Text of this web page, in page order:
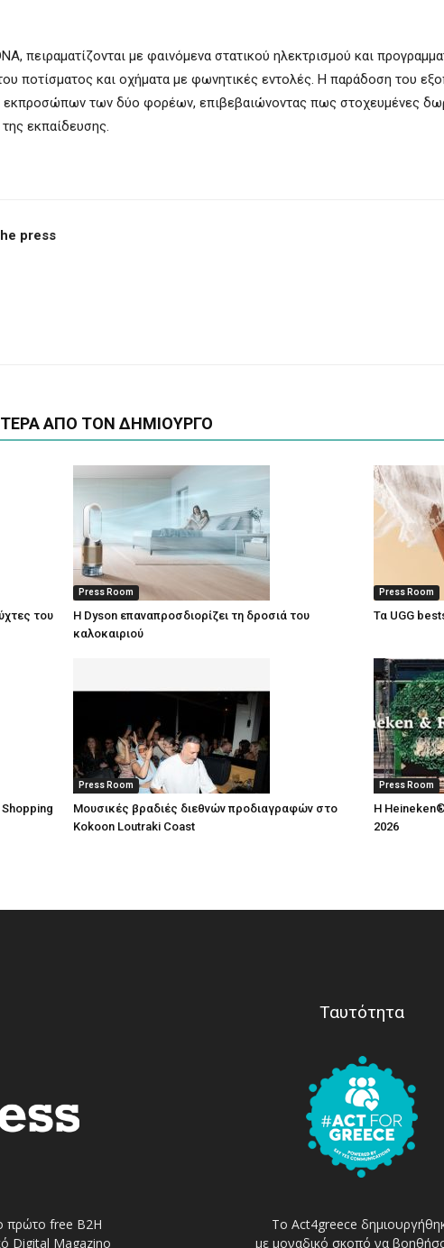
πειραματίζονται με φαινόμενα στατικού ηλεκτρισμού και
ποτίσματος και οχήματα με φωνητικές εντολές. Η παράδοση του
εκπροσώπων των δύο φορέων, επιβεβαιώνοντας πως στοχευμένες
εκπαίδευσης.
press
ΑΠΟ ΤΟΝ ΔΗΜΙΟΥΡΓΟ
του
Press Room
Η Dyson επαναπροσδιορίζει τη δροσιά του
καλοκαιριού
Press Room
Τα UGG
Shopping
Press Room
Μουσικές βραδιές διεθνών προδιαγραφών στο
Kokoon Loutraki Coast
Press Room
Η
2026
πρώτο free Β2Η
Digital Magazino
Ταυτότητα
Το Act4greece
με μοναδικό σκοπό να